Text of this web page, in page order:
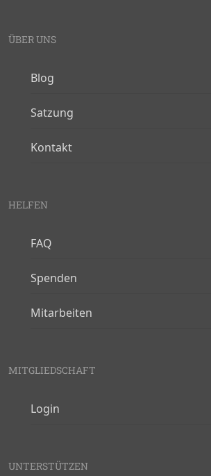
ÜBER UNS
Blog
Satzung
Kontakt
HELFEN
FAQ
Spenden
Mitarbeiten
MITGLIEDSCHAFT
Login
UNTERSTÜTZEN